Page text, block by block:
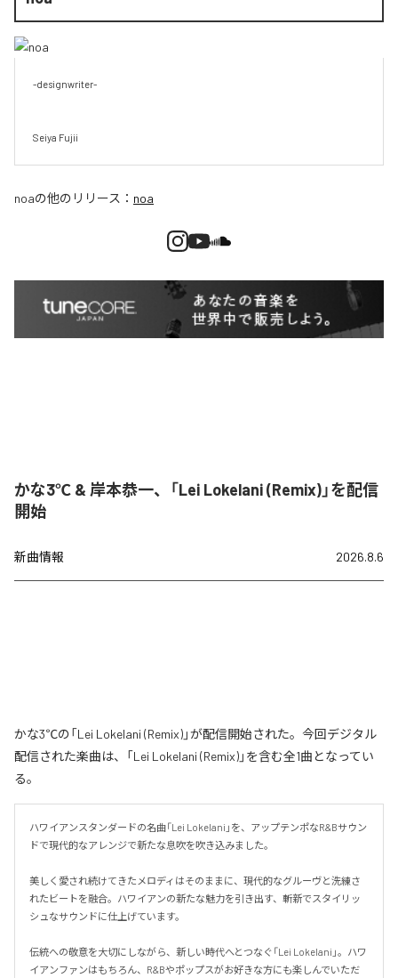
-designwriter-
Seiya Fujii
noaの他のリリース： noa
かな3℃ & 岸本恭一、「Lei Lokelani (Remix)」を配信
開始
新曲情報 2026.8.6
かな3℃の「Lei Lokelani (Remix)」が配信開始された。今回デジタル
配信された楽曲は、「Lei Lokelani (Remix)」を含む全1曲となってい
る。
ハワイアンスタンダードの名曲「Lei Lokelani」を、アップテンポなR&Bサウン
ドで現代的なアレンジで新たな息吹を吹き込みました。
美しく愛され続けてきたメロディはそのままに、現代的なグルーヴと洗練さ
れたビートを融合。ハワイアンの新たな魅力を引き出す、斬新でスタイリッ
シュなサウンドに仕上げています。
伝統への敬意を大切にしながら、新しい時代へとつなぐ「Lei Lokelani」。ハワ
イアンファンはもちろん、R&Bやポップスがお好きな方にも楽しんでいただ